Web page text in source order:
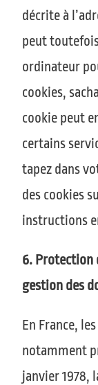
décrite à
peut
ordinateur
cookies,
cookie peut
certains
tapez dans
des cookies
instructions
6. Protection
gestion des
En France,
notamment
janvier 1978,